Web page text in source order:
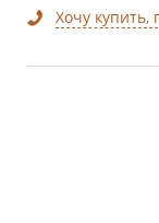
Хочу купить,